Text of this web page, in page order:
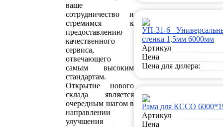
ваше
сотрудничество и
стремимся к
предоставлению
качественного
сервиса,
отвечающего
самым высоким
стандартам.
Открытие нового
склада является
очередным шагом в
направлении
улучшения
УП-31-6
стенка 1,5мм 6000мм
Артикул
Цена
Цена для дилера:
Рама для КССО
Артикул
Цена